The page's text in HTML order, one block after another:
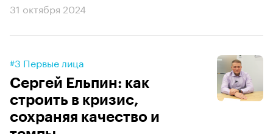
31 октября 2024
#3 Первые лица
Сергей Ельпин: как
строить в кризис,
сохраняя качество и